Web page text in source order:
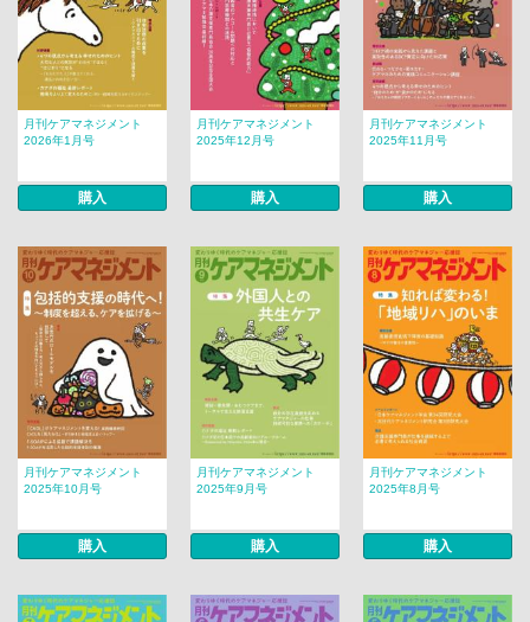
月刊ケアマネジメント
2026年1月号
購入
月刊ケアマネジメント
2025年12月号
購入
月刊ケアマネジメント
2025年11月号
購入
月刊ケアマネジメント
2025年10月号
購入
月刊ケアマネジメント
2025年9月号
購入
月刊ケアマネジメント
2025年8月号
購入